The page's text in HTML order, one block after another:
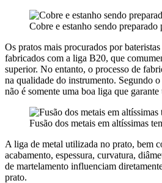
Cobre e estanho sendo
Os pratos mais procurados por
fabricados com a liga B20, que
superior. No entanto, o processo de
na qualidade do instrumento. Segundo
não é somente uma boa liga que
Fusão dos metais em altíssimas
A liga de metal utilizada no prato, bem
acabamento, espessura, curvatura,
de martelamento influenciam
prato.